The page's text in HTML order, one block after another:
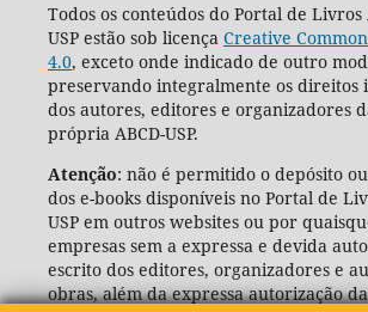
Todos os conteúdos do Portal de
USP estão sob licença Creative
4.0, exceto onde indicado de outro
preservando integralmente os direitos
dos autores, editores e organizadores
própria ABCD-USP.
Atenção: não é permitido o depósito
dos e-books disponíveis no Portal de
USP em outros websites ou por
empresas sem a expressa e devida
escrito dos editores, organizadores e
obras, além da expressa autorização